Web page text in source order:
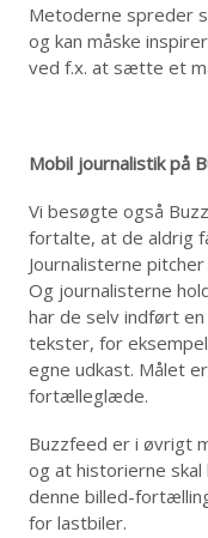
Metoderne spreder
og kan måske
ved f.x. at sætte et
Mobil journalistik på
Vi besøgte også
fortalte, at de aldrig
Journalisterne
Og journalisterne
har de selv indført
tekster, for
egne udkast. Målet
fortælleglæde.
Buzzfeed er i øvrigt
og at historierne
denne billed-
for lastbiler.